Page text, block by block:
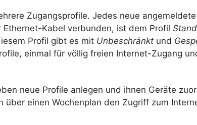
Zugangsprofile. Jedes neue
Ethernet-Kabel verbunden, ist dem Profil
Profil gibt es mit Unbeschränkt und
einmal für völlig freien Internet-Zugang
neue Profile anlegen und ihnen Geräte
über einen Wochenplan den Zugriff zum